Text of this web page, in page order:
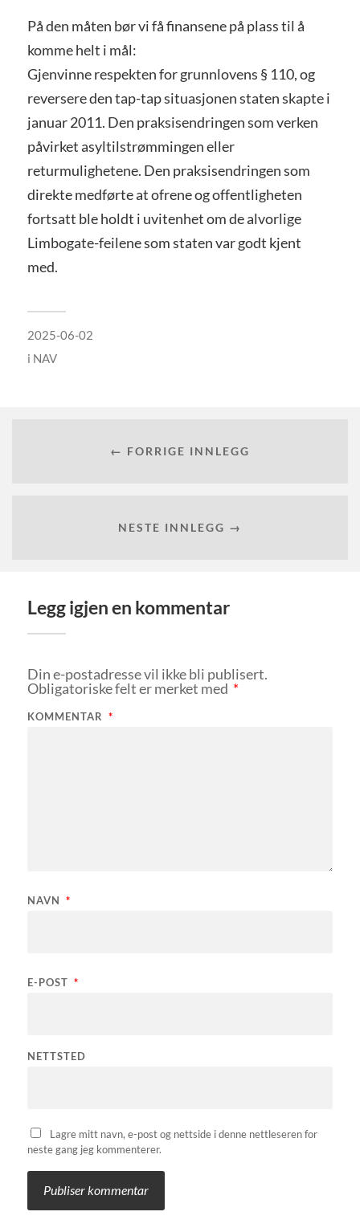
På den måten bør vi få finansene på plass til å
komme helt i mål:
Gjenvinne respekten for grunnlovens § 110, og
reversere den tap-tap situasjonen staten skapte i
januar 2011. Den praksisendringen som verken
påvirket asyltilstrømmingen eller
returmulighetene. Den praksisendringen som
direkte medførte at ofrene og offentligheten
fortsatt ble holdt i uvitenhet om de alvorlige
Limbogate-feilene som staten var godt kjent
med.
2025-06-02
i NAV
← FORRIGE INNLEGG
NESTE INNLEGG →
Legg igjen en kommentar
Din e-postadresse vil ikke bli publisert.
Obligatoriske felt er merket med *
KOMMENTAR *
NAVN *
E-POST *
NETTSTED
Lagre mitt navn, e-post og nettside i denne nettleseren for
neste gang jeg kommenterer.